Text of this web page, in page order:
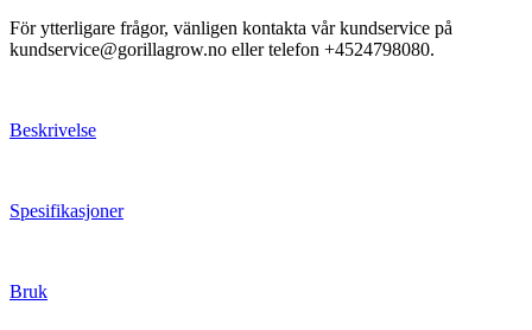
För ytterligare frågor, vänligen kontakta vår kundservice på
kundservice@gorillagrow.no eller telefon +4524798080.
Beskrivelse
Spesifikasjoner
Bruk